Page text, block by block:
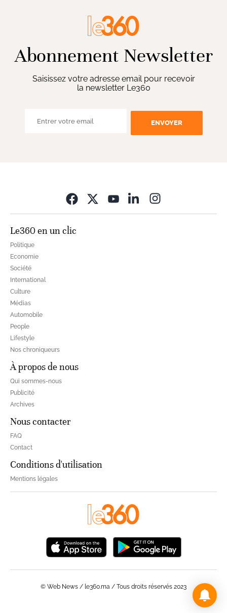
Abonnement Newsletter
Saisissez votre adresse email pour recevoir
la newsletter Le360
ENVOYER
Le360 en un clic
Politique
Economie
Société
International
Culture
Médias
Automobile
People
Lifestyle
Nos chroniqueurs
À propos de nous
Qui sommes-nous
Publicité
Archives
Nous contacter
FAQ
Contact
Conditions d'utilisation
Mentions légales
© Web News / le360.ma / Tous droits réservés 2023